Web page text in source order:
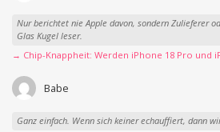
Nur berichtet nie Apple davon, sondern Zulieferer
Glas Kugel leser.
→ Chip-Knappheit: Werden iPhone 18 Pro und
Babe
Ganz einfach. Wenn sich keiner echauffiert, dann